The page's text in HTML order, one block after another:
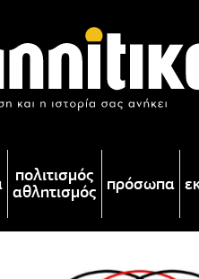
πολιτισμός
αθλητισμός πρόσωπα